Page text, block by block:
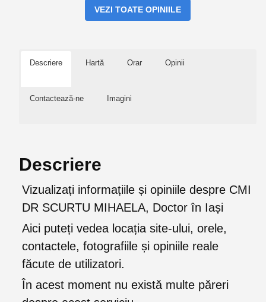
VEZI TOATE OPINIILE
Descriere Hartă Orar Opinii
Contactează-ne Imagini
Descriere
Vizualizați informațiile și opiniile despre CMI
DR SCURTU MIHAELA, Doctor în Iași
Aici puteți vedea locația site-ului, orele,
contactele, fotografiile și opiniile reale
făcute de utilizatori.
În acest moment nu există multe păreri